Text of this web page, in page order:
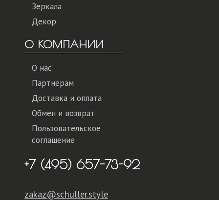
Зеркала
Декор
О КОМПАНИИ
О нас
Партнерам
Доставка и оплата
Обмен и возврат
Пользовательское
соглашение
+7 (495) 657-73-92
zakaz@schuller.style